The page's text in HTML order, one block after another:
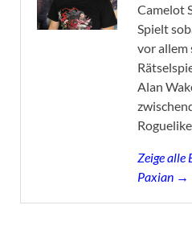
Camelot
Spielt
vor allem
Alan
Zeige alle
Paxian →